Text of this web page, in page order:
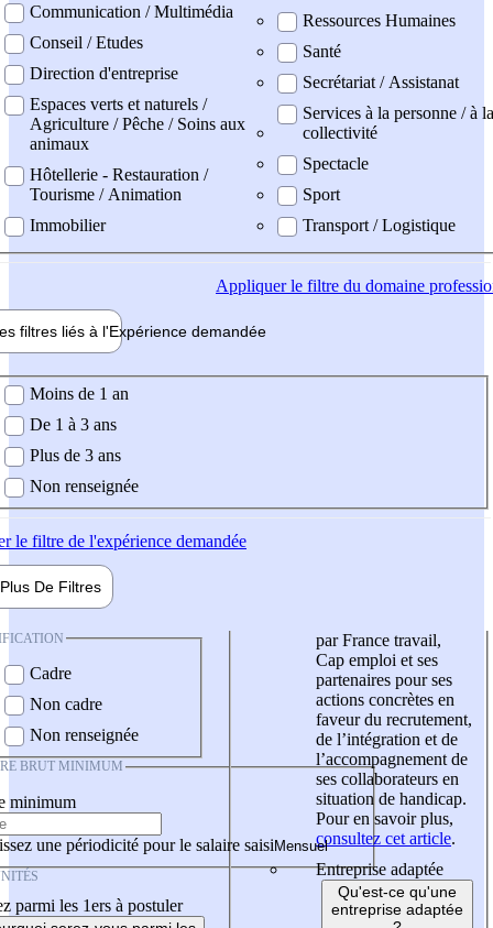
Communication / Multimédia
Conseil / Etudes
Direction d'entreprise
Espaces verts et naturels /
Agriculture / Pêche / Soins aux
animaux
Hôtellerie - Restauration /
Tourisme / Animation
Immobilier
Ressources Humaines
Santé
Secrétariat / Assistanat
Services à la personne / à la
collectivité
Spectacle
Sport
Transport / Logistique
Appliquerle filtre du domaine
filtres liés à l'Expérience demandée
demandée
Moins de 1 an
De 1 à 3 ans
Plus de 3 ans
Non renseignée
le filtre de l'expérience demandée
Plus De Filtres
Cadre
Non cadre
Non renseignée
BRUT MINIMUM
minimum
une périodicité pour le salaire saisi
parmi les 1ers à postuler
par France travail,
Cap emploi et ses
partenaires pour ses
actions concrètes en
faveur du recrutement,
de l’intégration et de
l’accompagnement de
ses collaborateurs en
situation de handicap.
Pour en savoir plus,
consultez cet article.
Entreprise adaptée
Qu'est-ce qu'une
entreprise adaptée